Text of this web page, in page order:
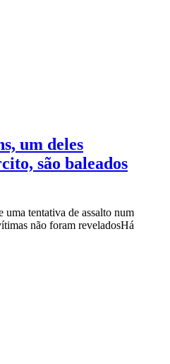
um deles
são baleados
uma tentativa de assalto num
não foram reveladosHá